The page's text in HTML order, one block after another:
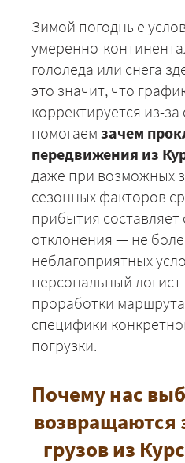
Зимой погодные
умеренно-
гололёда или снега
это значит, что
корректируется из-
помогаем зачем
передвижения из
даже при возможных
сезонных факторов
прибытия составляет
отклонения — не
неблагоприятных
персональный логист
проработки
специфики
погрузки.
Почему нас
возвращаются
грузов из